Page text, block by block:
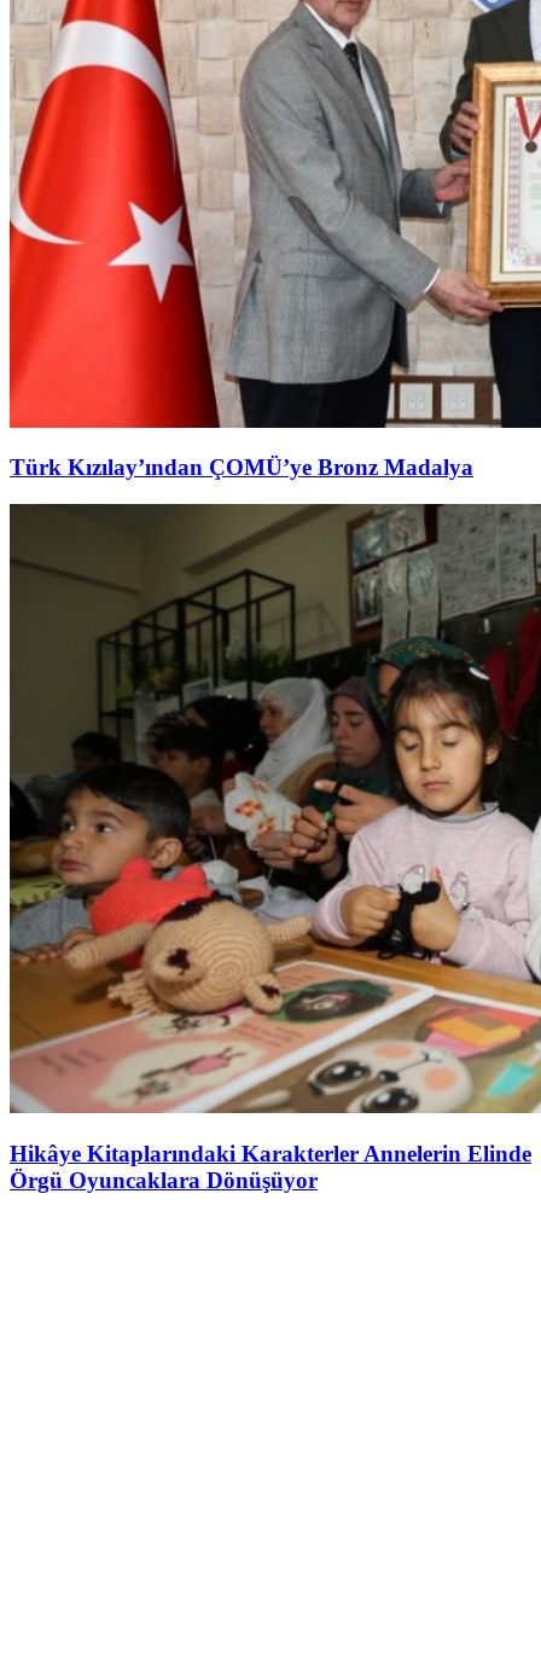
Türk Kızılay’ından ÇOMÜ’ye Bronz Madalya
Hikâye Kitaplarındaki Karakterler Annelerin Elinde
Örgü Oyuncaklara Dönüşüyor